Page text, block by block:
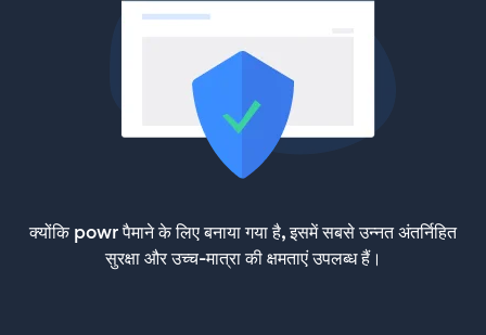
क्योंकि powr पैमाने के लिए बनाया गया है, इसमें सबसे उन्नत अंतर्निहित
सुरक्षा और उच्च-मात्रा की क्षमताएं उपलब्ध हैं।